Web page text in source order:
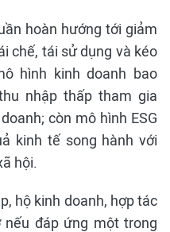
hoàn hướng tới giảm
chế, tái sử dụng và kéo
hình kinh doanh bao
nhập thấp tham gia
còn mô hình ESG
kinh tế song hành với
hội.
hộ kinh doanh, hợp tác
đáp ứng một trong